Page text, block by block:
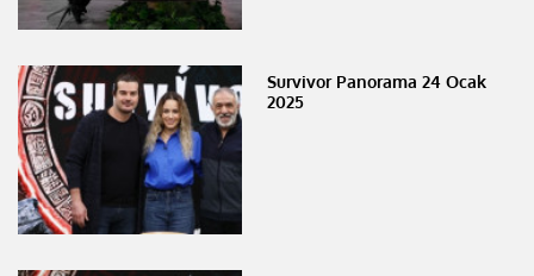
Survivor Panorama 24 Ocak
2025